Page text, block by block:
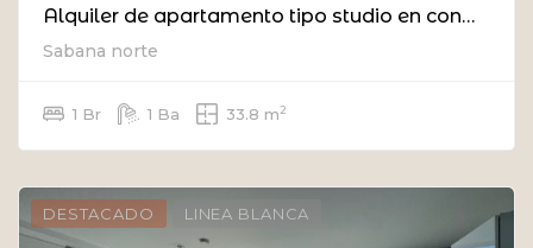
Alquiler de apartamento tipo studio en condominio en Sabana Norte, San José
Sabana norte
1 Br 1 Ba 33.8 m2
DESTACADO LINEA BLANCA